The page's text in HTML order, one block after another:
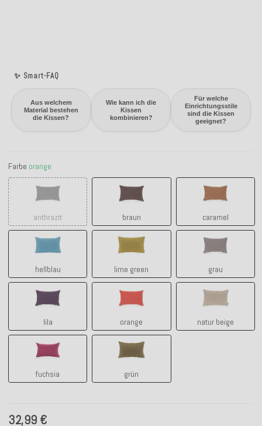
✨ Smart-FAQ
Aus welchem
Material bestehen
die Kissen?
Wie kann ich die
Kissen
kombinieren?
Für welche
Einrichtungsstile
sind die Kissen
geeignet?
Farbe orange
anthrazit
anthrazit
braun
braun
caramel
caramel
hellblau
hellblau
lime green
lime green
grau
grau
lila orange
orange
natur beige
natur beige
fuchsia
fuchsia
grün
grün
32,99 €